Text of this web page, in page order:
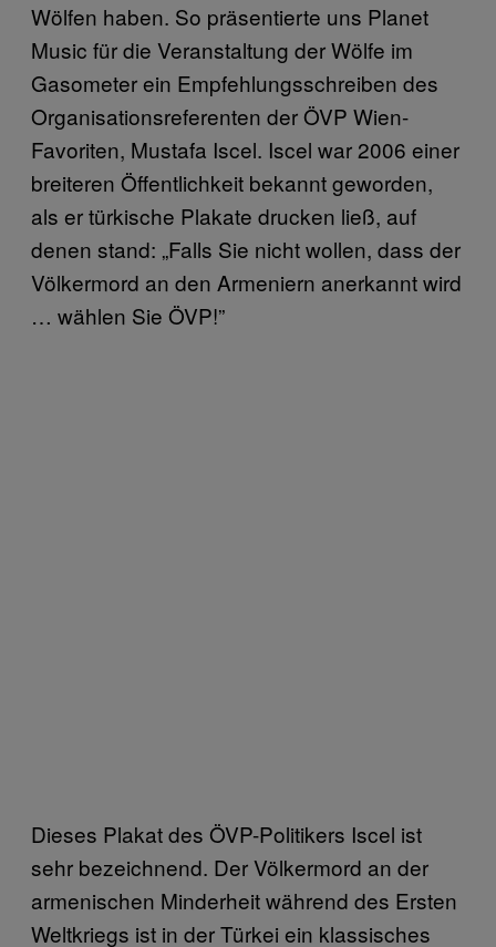
Wölfen haben. So präsentierte uns Planet
Music für die Veranstaltung der Wölfe im
Gasometer ein Empfehlungsschreiben des
Organisationsreferenten der ÖVP Wien-
Favoriten, Mustafa Iscel. Iscel war 2006 einer
breiteren Öffentlichkeit bekannt geworden,
als er türkische Plakate drucken ließ, auf
denen stand: „Falls Sie nicht wollen, dass der
Völkermord an den Armeniern anerkannt wird
… wählen Sie ÖVP!”
Dieses Plakat des ÖVP-Politikers Iscel ist
sehr bezeichnend. Der Völkermord an der
armenischen Minderheit während des Ersten
Weltkriegs ist in der Türkei ein klassisches